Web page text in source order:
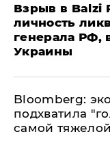
​Взрыв в Balzi
личность
генерала РФ,
Украины
Bloomberg:
подхватила
самой